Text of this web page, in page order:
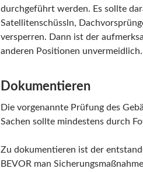
durchgeführt werden. Es sollte
Satellitenschüssln,
versperren. Dann ist der
anderen Positionen unvermeidlich.
Dokumentieren
Die vorgenannte Prüfung des
Sachen sollte mindestens durch
Zu dokumentieren ist der
BEVOR man